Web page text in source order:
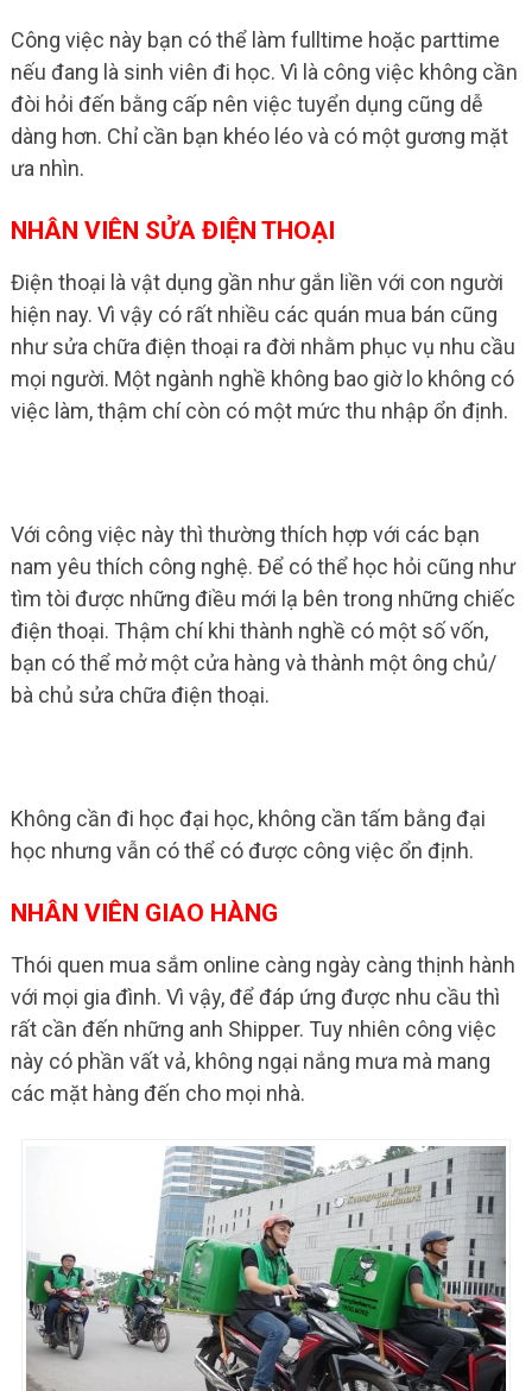
Công việc này bạn có thể làm fulltime hoặc parttime
nếu đang là sinh viên đi học. Vì là công việc không cần
đòi hỏi đến bằng cấp nên việc tuyển dụng cũng dễ
dàng hơn. Chỉ cần bạn khéo léo và có một gương mặt
ưa nhìn.
NHÂN VIÊN SỬA ĐIỆN THOẠI
Điện thoại là vật dụng gần như gắn liền với con người
hiện nay. Vì vậy có rất nhiều các quán mua bán cũng
như sửa chữa điện thoại ra đời nhằm phục vụ nhu cầu
mọi người. Một ngành nghề không bao giờ lo không có
việc làm, thậm chí còn có một mức thu nhập ổn định.
Với công việc này thì thường thích hợp với các bạn
nam yêu thích công nghệ. Để có thể học hỏi cũng như
tìm tòi được những điều mới lạ bên trong những chiếc
điện thoại. Thậm chí khi thành nghề có một số vốn,
bạn có thể mở một cửa hàng và thành một ông chủ/
bà chủ sửa chữa điện thoại.
Không cần đi học đại học, không cần tấm bằng đại
học nhưng vẫn có thể có được công việc ổn định.
NHÂN VIÊN GIAO HÀNG
Thói quen mua sắm online càng ngày càng thịnh hành
với mọi gia đình. Vì vậy, để đáp ứng được nhu cầu thì
rất cần đến những anh Shipper. Tuy nhiên công việc
này có phần vất vả, không ngại nắng mưa mà mang
các mặt hàng đến cho mọi nhà.